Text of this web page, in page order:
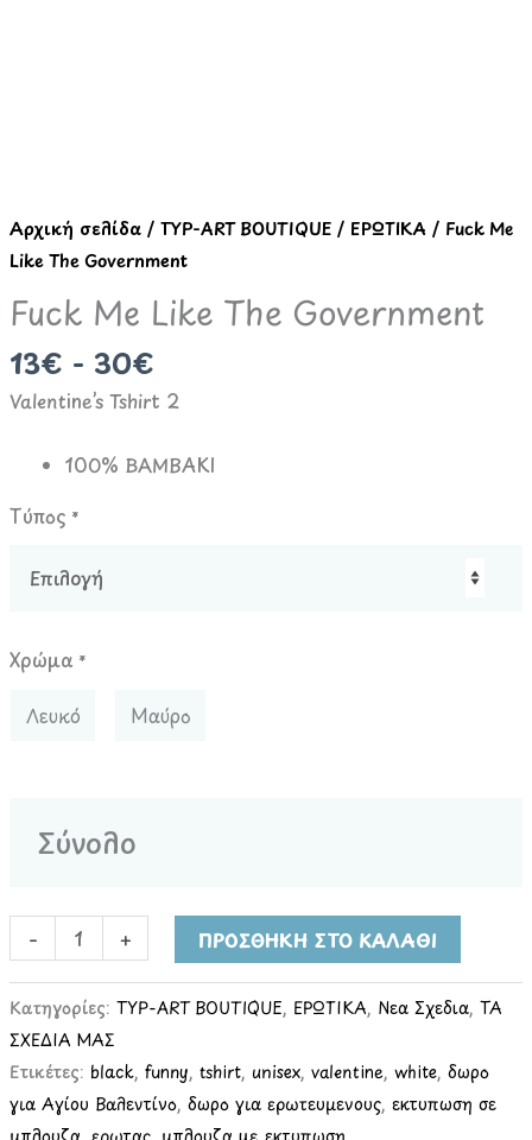
Αρχική σελίδα /TYP-ART BOUTIQUE / ΕΡΩΤΙΚΑ / Fuck Me
Like The Government
Fuck Me Like The Government
13€ - 30€
Valentine’s Tshirt 2
100% ΒΑΜΒΑΚΙ
Τύπος *
Χρώμα *
Λευκό Μαύρο
Σύνολο
- + ΠΡΟΣΘΉΚΗ ΣΤΟ ΚΑΛΆΘΙ
Κατηγορίες:TYP-ART BOUTIQUE, ΕΡΩΤΙΚΑ, Νέα Σχέδια,ΤΑ
ΣΧΕΔΙΑ ΜΑΣ
Ετικέτες: black,funny,tshirt, unisex,valentine,white,δώρο
για Αγίου Βαλεντίνο,δώρο για ερωτευμένους,εκτύπωση σε